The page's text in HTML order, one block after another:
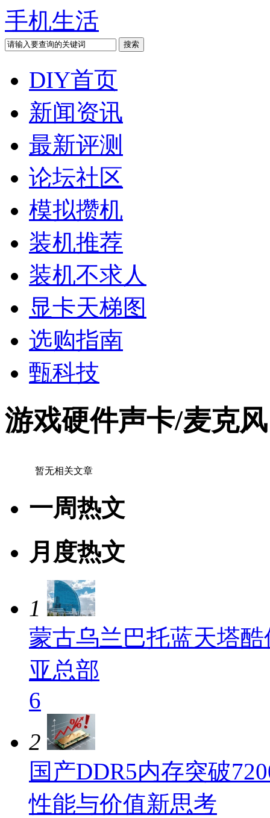
手机生活
DIY首页
新闻资讯
最新评测
论坛社区
模拟攒机
装机推荐
装机不求人
显卡天梯图
选购指南
甄科技
游戏硬件声卡/麦克风
暂无相关文章
一周热文
月度热文
1
蒙古乌兰巴托蓝天塔
亚总部
6
2
国产DDR5内存突破
性能与价值新思考